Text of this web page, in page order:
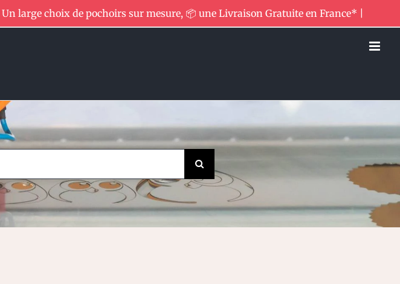
large choix de pochoirs sur mesure, 📦 une Livraison Gratuite en France* |